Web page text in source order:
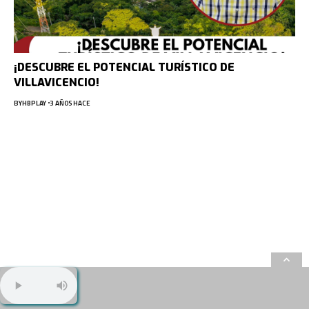
¡DESCUBRE EL POTENCIAL TURÍSTICO DE
VILLAVICENCIO!
BYHBPLAY 3 AÑOS HACE